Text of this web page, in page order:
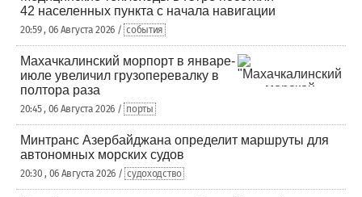
42 населенных пункта с начала навигации
20:59 , 06 Августа 2026 / события
Махачкалинский морпорт в январе-
июле увеличил грузоперевалку в
полтора раза
20:45 , 06 Августа 2026 / порты
Минтранс Азербайджана определит маршруты для
автономных морских судов
20:30 , 06 Августа 2026 / судоходство